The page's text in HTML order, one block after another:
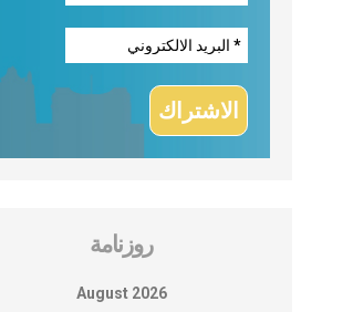
روزنامة
August 2026